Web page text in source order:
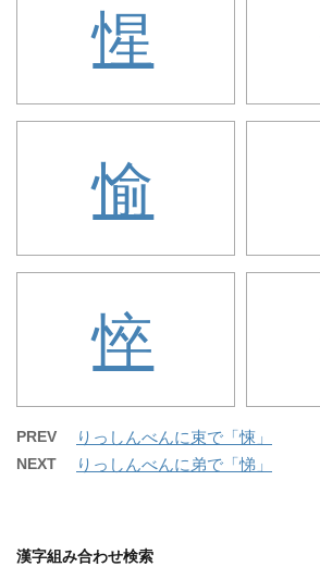
惺
愉
悴
PREV りっしんべんに束で「悚」
NEXT りっしんべんに弟で「悌」
漢字組み合わせ検索